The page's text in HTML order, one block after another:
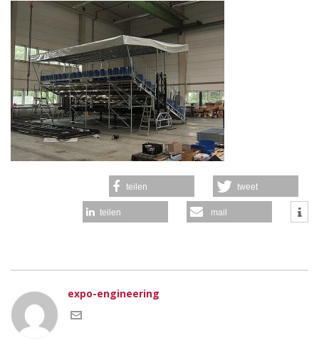
teilen tweet
teilen mail
expo-engineering